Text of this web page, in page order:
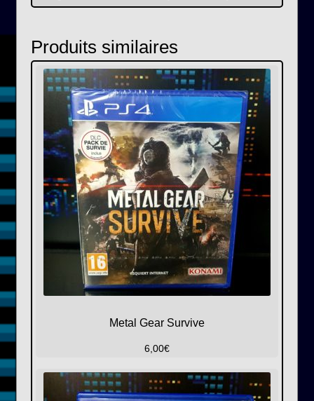
Produits similaires
Metal Gear Survive
6,00€